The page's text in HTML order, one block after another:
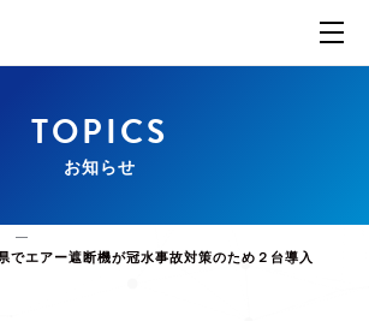
TOPICS
お知らせ
エアー遮断機が冠水事故対策のため２台導入